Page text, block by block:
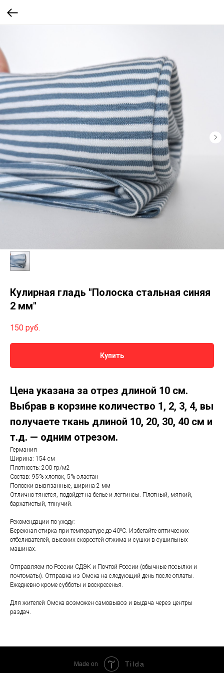
Кулирная гладь "Полоска стальная синяя
2 мм"
150 руб.
Купить
Цена указана за отрез длиной 10 см.
Выбрав в корзине количество 1, 2, 3, 4, вы
получаете ткань длиной 10, 20, 30, 40 см и
т.д. — одним отрезом.
Германия
Ширина: 154 см
Плотность: 200 гр/м2
Состав: 95% хлопок, 5% эластан
Полоски вывязанные, ширина 2 мм
Отлично тянется, подойдет на белье и леггинсы. Плотный, мягкий,
бархатистый, тянучий.
Рекомендации по уходу:
Бережная стирка при температуре до 40⁰С. Избегайте оптических
отбеливателей, высоких скоростей отжима и сушки в сушильных
машинах.
Отправляем по России СДЭК и Почтой России (обычные посылки и
почтоматы). Отправка из Омска на следующий день после оплаты.
Ежедневно кроме субботы и воскресенья.
Для жителей Омска возможен самовывоз и выдача через центры
раздач.
Made on Tilda